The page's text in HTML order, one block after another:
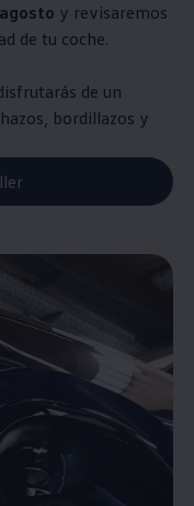
y revisaremos
de tu coche.
de un
bordillazos y